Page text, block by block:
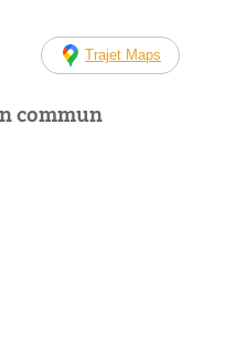
Trajet Maps
commun